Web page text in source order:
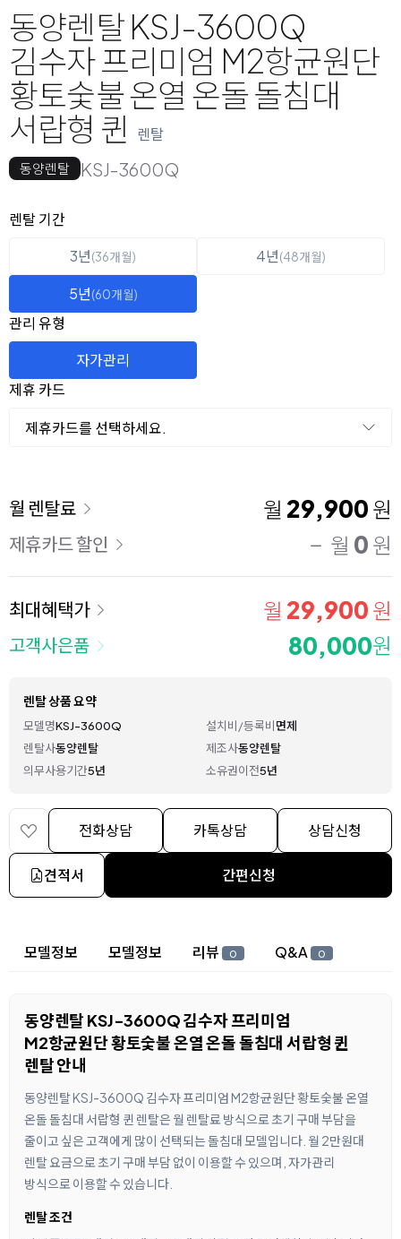
동양렌탈 KSJ-3600Q
김수자 프리미엄 M2항균원단
황토숯불 온열 온돌 돌침대
서랍형 퀸
렌탈
동양렌탈 KSJ-3600Q
옵션 선택
렌탈 선택
렌탈 기간
3년(36개월) 4년(48개월)
5년(60개월)
관리 유형
자가관리
제휴 카드
제휴카드를 선택하세요.
이용 요금
월 렌탈료 월 29,900 원
제휴카드 할인 월 0 원
최대혜택가 월 29,900 원
고객사은품 80,000원
렌탈 상품 요약
모델명KSJ-3600Q 설치비/등록비면제
렌탈사동양렌탈 제조사동양렌탈
의무사용기간5년 소유권이전5년
전화상담 카톡상담 상담신청
견적서 간편신청
상세 정보
모델정보 모델정보 리뷰 0 Q&A 0
동양렌탈 KSJ-3600Q 김수자 프리미엄
M2항균원단 황토숯불 온열 온돌 돌침대 서랍형 퀸
렌탈 안내
동양렌탈 KSJ-3600Q 김수자 프리미엄 M2항균원단 황토숯불 온열
온돌 돌침대 서랍형 퀸 렌탈은 월 렌탈료 방식으로 초기 구매 부담을
줄이고 싶은 고객에게 많이 선택되는 돌침대 모델입니다. 월 2만원대
렌탈 요금으로 초기 구매 부담 없이 이용할 수 있으며, 자가관리
방식으로 이용할 수 있습니다.
렌탈 조건